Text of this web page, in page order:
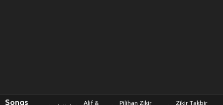
Songs Alif & Pilihan Zikir Zikir Takbir